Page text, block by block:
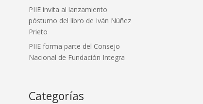
PIIE invita al lanzamiento
póstumo del libro de Iván Núñez
Prieto
PIIE forma parte del Consejo
Nacional de Fundación Integra
Categorías